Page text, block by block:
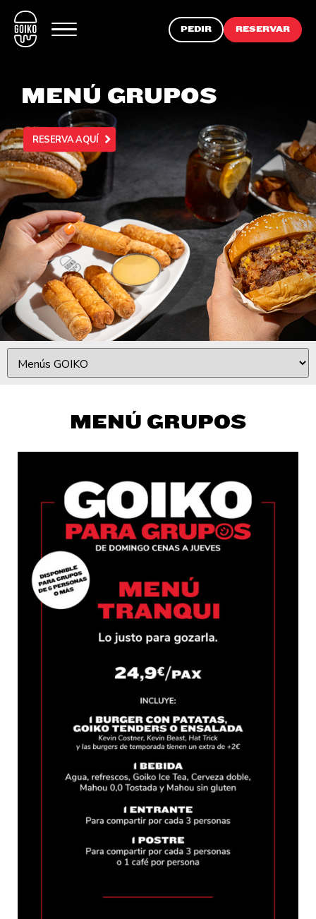
PEDIR RESERVAR
MENÚ GRUPOS
RESERVA AQUÍ
MENÚ GRUPOS